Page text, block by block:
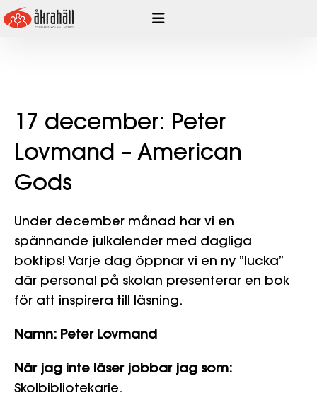
Hoppa
till
17 december: Peter
Lovmand – American
Gods
Under december månad har vi en
spännande julkalender med dagliga
boktips! Varje dag öppnar vi en ny ”lucka”
där personal på skolan presenterar en bok
för att inspirera till läsning.
Namn: Peter Lovmand
När jag inte läser jobbar jag som:
Skolbibliotekarie.